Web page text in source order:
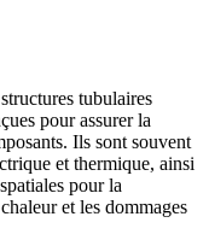
tubulaires
pour assurer la
Ils sont souvent
et thermique, ainsi
pour la
et les dommages